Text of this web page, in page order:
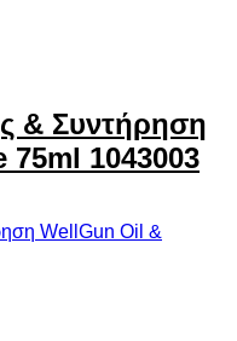
& Συντήρηση
1043003